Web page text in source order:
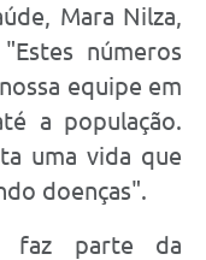
Mara Nilza,
números
equipe em
a população.
uma vida que
doenças".
faz parte da